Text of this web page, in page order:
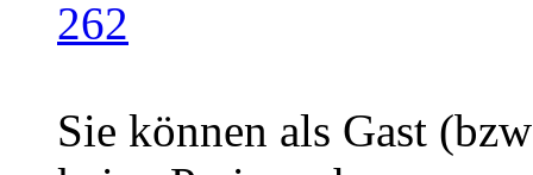
Sie können als Gast